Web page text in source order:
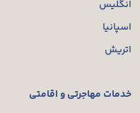
انگلیس
اسپانیا
اتریش
خدمات مهاجرتی و اقامتی